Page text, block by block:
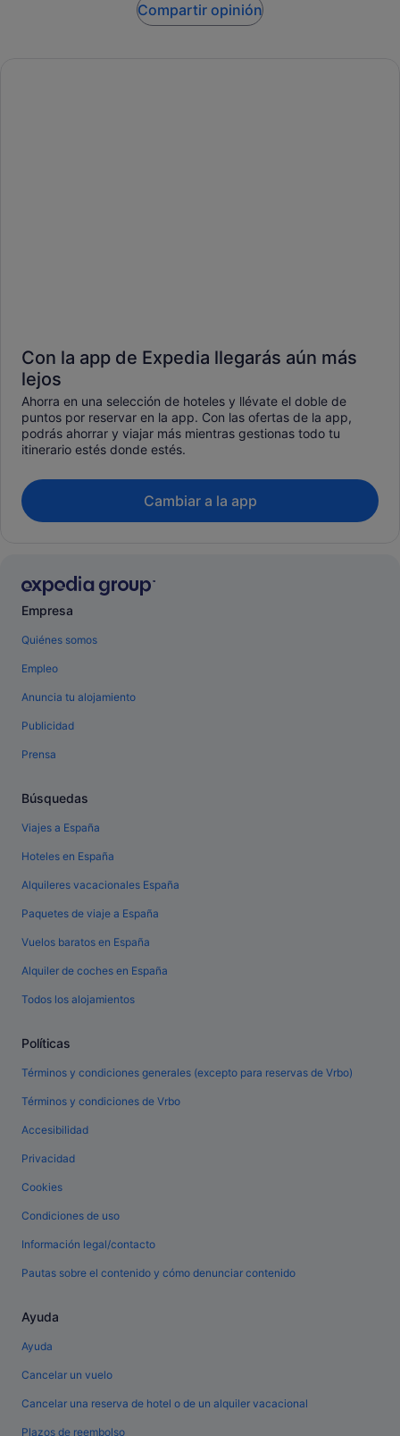
Compartir opinión
Con la app de Expedia llegarás aún más
lejos
Ahorra en una selección de hoteles y llévate el doble de
puntos por reservar en la app. Con las ofertas de la app,
podrás ahorrar y viajar más mientras gestionas todo tu
itinerario estés donde estés.
Cambiar a la app
Empresa
Quiénes somos
Empleo
Anuncia tu alojamiento
Publicidad
Prensa
Búsquedas
Viajes a España
Hoteles en España
Alquileres vacacionales España
Paquetes de viaje a España
Vuelos baratos en España
Alquiler de coches en España
Todos los alojamientos
Políticas
Términos y condiciones generales (excepto para reservas de Vrbo)
Términos y condiciones de Vrbo
Accesibilidad
Privacidad
Cookies
Condiciones de uso
Información legal/contacto
Pautas sobre el contenido y cómo denunciar contenido
Ayuda
Ayuda
Cancelar un vuelo
Cancelar una reserva de hotel o de un alquiler vacacional
Plazos de reembolso